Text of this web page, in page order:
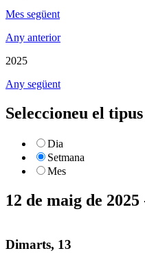
Mes següent
Any anterior
2025
Any següent
Seleccioneu el
Dia
Setmana
Mes
12 de maig de
Dimarts, 13